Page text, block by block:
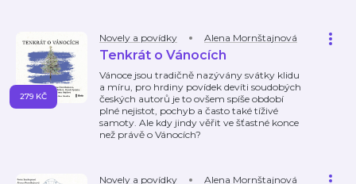
Novely a povídky Alena Mornštajnová
Tenkrát o Vánocích
Vánoce jsou tradičně nazývány svátky klidu
a míru, pro hrdiny povídek devíti soudobých
českých autorů je to ovšem spíše období
plné nejistot, pochyb a často také tíživé
samoty. Ale kdy jindy věřit ve šťastné konce
než právě o Vánocích?
279 KČ
Novely a povídky Alena Mornštajnová